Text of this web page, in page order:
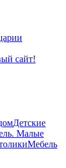
сайт!
Детские
Малые
Мебель